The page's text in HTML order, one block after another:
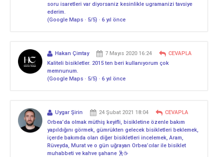
soru isaretleri var diyorsaniz kesinlikle ugramanizi tavsiye
ederim.
(Google Maps · 5/5) · 6 yıl önce
Hakan Çimtay 7 Mayıs 2020 16:24
CEVAPLA
Kaliteli bisikletler. 2015 ten beri kullanıyorum çok
memnunum.
(Google Maps · 5/5) · 6 yıl önce
Uygar Şirin 24 Şubat 2021 18:04
CEVAPLA
Orbea’da olmak müthiş keyifli, bisikletine özenle bakım
yapıldığını görmek, gümrükten gelecek bisikletleri beklemek,
içerde bakımda olan diğer bisikletleri incelemek, Aram,
Rüveyda, Murat ve o gün uğrayan Orbea’cılar ile bisiklet
muhabbeti ve kahve şahane 🕺☕️